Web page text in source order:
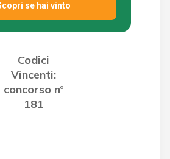
se hai vinto
Codici
Vincenti:
concorso n°
181